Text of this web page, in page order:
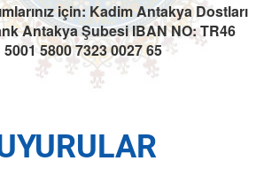
için: Kadim Antakya Dostları
Antakya Şubesi IBAN NO: TR46
5001 5800 7323 0027 65